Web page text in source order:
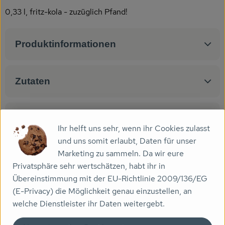
Dr. Hauschka - Wala
Gedrucktes
Trinkgeld & Spenden
Service
B2B
0,33 l, fritz-kola - zuzüglich Pfand!
Produktinformationen
Zutaten
Produktdatenblatt
Herkunft
Ihr helft uns sehr, wenn ihr Cookies zulasst
und uns somit erlaubt, Daten für unser
Marketing zu sammeln. Da wir eure
Privatsphäre sehr wertschätzen, habt ihr in
Übereinstimmung mit der EU-Richtlinie 2009/136/EG
(E-Privacy) die Möglichkeit genau einzustellen, an
welche Dienstleister ihr Daten weitergebt.